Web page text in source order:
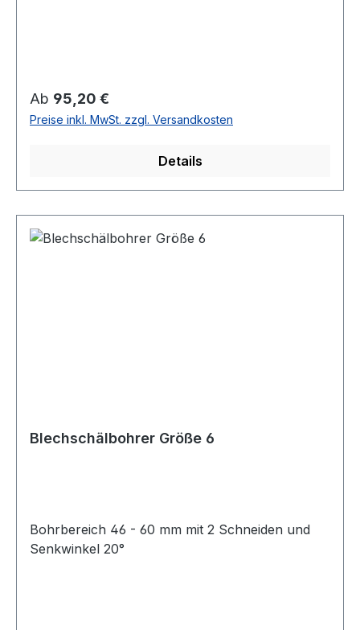
Regulärer Preis:
Ab 95,20 €
Preise inkl. MwSt. zzgl. Versandkosten
Details
Blechschälbohrer Größe 6
Bohrbereich 46 - 60 mm mit 2 Schneiden und
Senkwinkel 20°